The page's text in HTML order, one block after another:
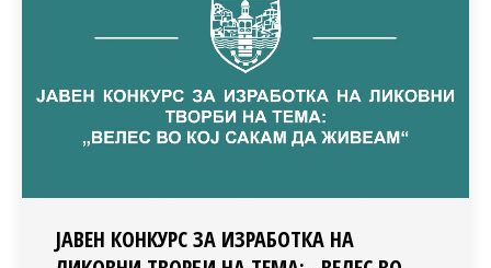
ЈАВЕН КОНКУРС ЗА ИЗРАБОТКА НА